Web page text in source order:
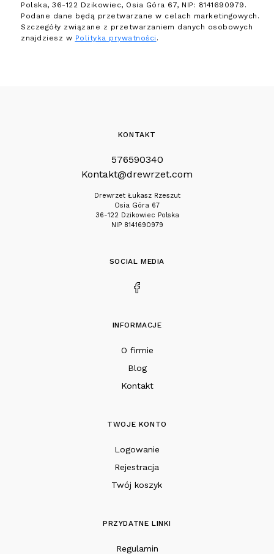
Polska, 36-122 Dzikowiec, Osia Góra 67, NIP: 8141690979.
Podane dane będą przetwarzane w celach marketingowych.
Szczegóły związane z przetwarzaniem danych osobowych
znajdziesz w Polityka prywatności .
KONTAKT
576590340
Kontakt@drewrzet.com
Drewrzet Łukasz Rzeszut
Osia Góra 67
36-122 Dzikowiec Polska
NIP 8141690979
INFORMACJE
O firmie
Blog
Kontakt
TWOJE KONTO
Logowanie
Rejestracja
Twój koszyk
PRZYDATNE LINKI
Regulamin
SOCIAL MEDIA